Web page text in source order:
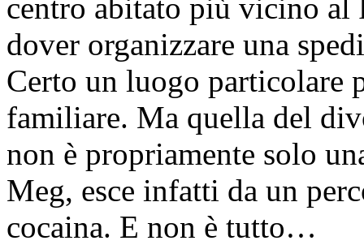
centro abitato più vicino al
dover organizzare una
Certo un luogo particolare
familiare. Ma quella del
non è propriamente solo
Meg, esce infatti da un
cocaina. E non è tutto…